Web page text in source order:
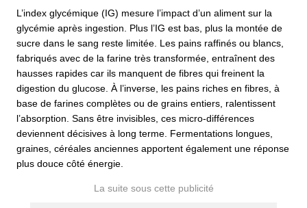
L’index glycémique (IG) mesure l’impact d’un aliment sur la
glycémie après ingestion. Plus l’IG est bas, plus la montée de
sucre dans le sang reste limitée. Les pains raffinés ou blancs,
fabriqués avec de la farine très transformée, entraînent des
hausses rapides car ils manquent de fibres qui freinent la
digestion du glucose. À l’inverse, les pains riches en fibres, à
base de farines complètes ou de grains entiers, ralentissent
l’absorption. Sans être invisibles, ces micro-différences
deviennent décisives à long terme. Fermentations longues,
graines, céréales anciennes apportent également une réponse
plus douce côté énergie.